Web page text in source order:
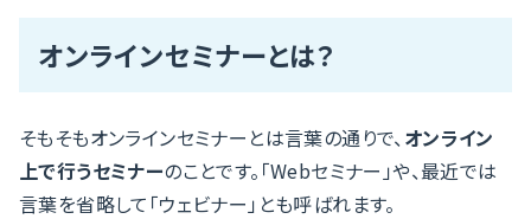
オンラインセミナーとは？
そもそもオンラインセミナーとは言葉の通りで、 オンライン
上で行うセミナーのことです。「Webセミナー」や、最近では
言葉を省略して「ウェビナー」とも呼ばれます。